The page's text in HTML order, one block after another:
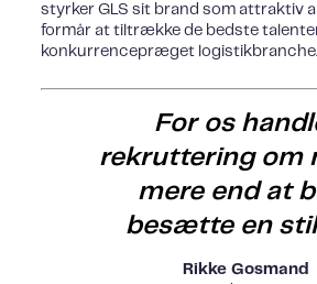
styrker GLS sit brand som attraktiv
formår at tiltrække de bedste
konkurrencepræget logistikbranche.
For os
rekruttering om
mere end at
besætte en
Rikke Gosmand